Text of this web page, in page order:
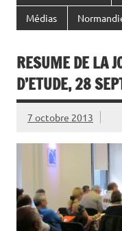
Médias
RESUME DE LA
D’ETUDE, 28
7 octobre 2013